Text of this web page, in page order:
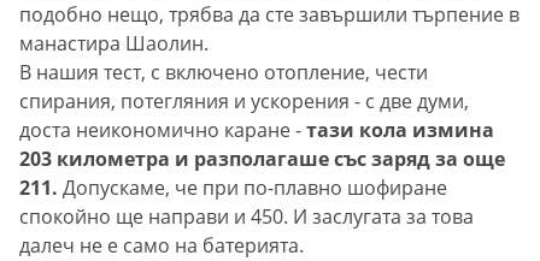
подобно нещо, трябва да сте завършили търпение в
манастира Шаолин.
В нашия тест, с включено отопление, чести
спирания, потегляния и ускорения - с две думи,
доста неикономично каране -тази кола измина
203 километра и разполагаше със заряд за още
211. Допускаме, че при по-плавно шофиране
спокойно ще направи и 450. И заслугата за това
далеч не е само на батерията.